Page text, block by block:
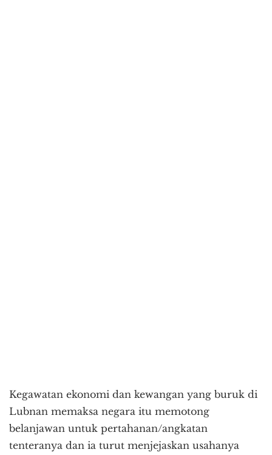
Kegawatan ekonomi dan kewangan yang buruk di
Lubnan memaksa negara itu memotong
belanjawan untuk pertahanan/angkatan
tenteranya dan ia turut menjejaskan usahanya